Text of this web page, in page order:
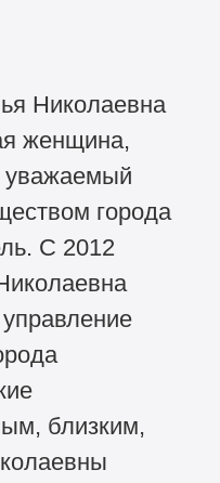
Николаевна
женщина,
уважаемый
города
С 2012
близким,